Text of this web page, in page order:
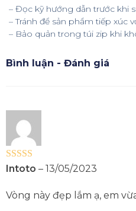
– Đọc kỹ hướng dẫn trước khi
– Tránh để sản phẩm tiếp xúc
– Bảo quản trong túi zip khi
Bình luận - Đánh giá
Được xếp
Intoto – 13/05/2023
Vòng này đẹp lắm ạ, em